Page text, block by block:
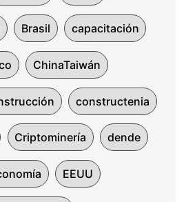
Brasil capacitación
ChinaTaiwán
constructenia
Criptominería dende
EEUU